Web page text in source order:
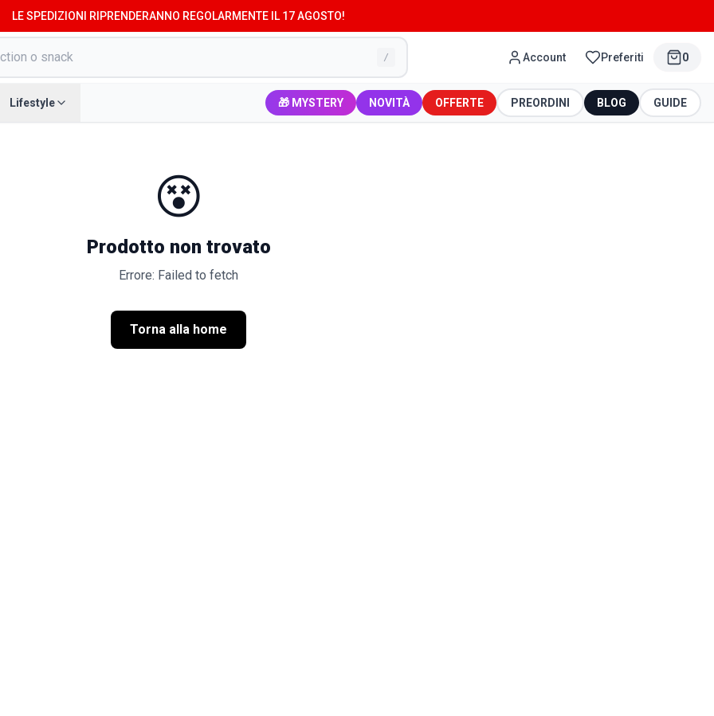
LE SPEDIZIONI RIPRENDERANNO REGOLARMENTE IL 17 AGOSTO!
/ Account Preferiti 0
Lifestyle 🎁 MYSTERY NOVITÀ OFFERTE PREORDINI BLOG GUIDE
😵
Prodotto non trovato
Errore: Failed to fetch
Torna alla home